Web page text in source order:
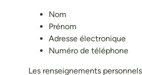
Nom
Prénom
Adresse électronique
Numéro de téléphone
Les renseignements